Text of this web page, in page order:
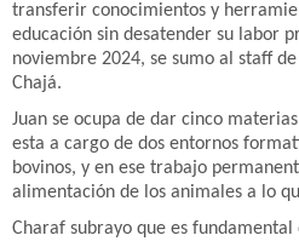
transferir conocimientos y
educación sin desatender su labor
noviembre 2024, se sumo al staff
Chajá.
Juan se ocupa de dar cinco
esta a cargo de dos entornos
bovinos, y en ese trabajo
alimentación de los animales a lo
Charaf subrayo que es